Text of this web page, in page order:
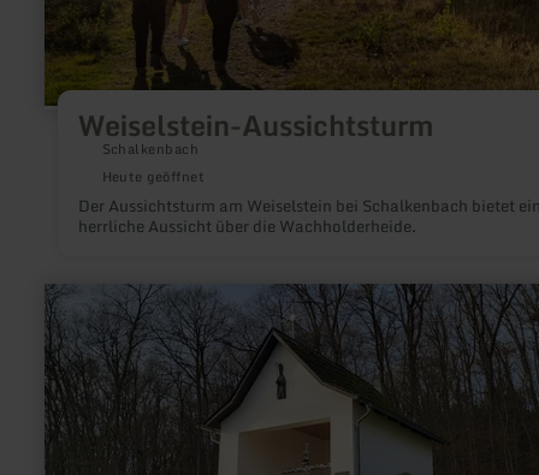
Weiselstein-Aussichtsturm
Schalkenbach
Heute geöffnet
Der Aussichtsturm am Weiselstein bei Schalkenbach bietet
herrliche Aussicht über die Wachholderheide.
mehr
erfahren
zu:
Nikolauskapelle
Neuerburg